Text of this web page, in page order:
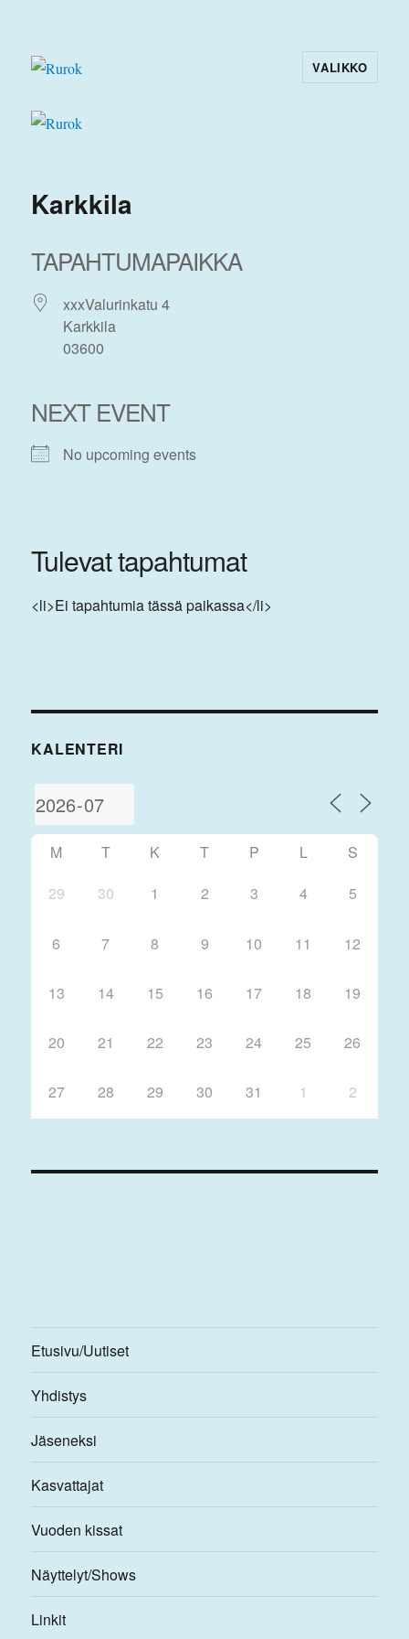
Rurok
VALIKKO
Karkkila
TAPAHTUMAPAIKKA
xxxValurinkatu 4
Karkkila
03600
NEXT EVENT
No upcoming events
Tulevat tapahtumat
<li>Ei tapahtumia tässä paikassa</li>
KALENTERI
M T K T P L
S
29
30 1 2 3 4 5
6 7 8 9 10 11 12
13 14 15 16 17 18 19
20 21 22 23 24 25 26
27 28 29 30 31 1 2
Etusivu/Uutiset
Yhdistys
Jäseneksi
Kasvattajat
Vuoden kissat
Näyttelyt/Shows
Linkit